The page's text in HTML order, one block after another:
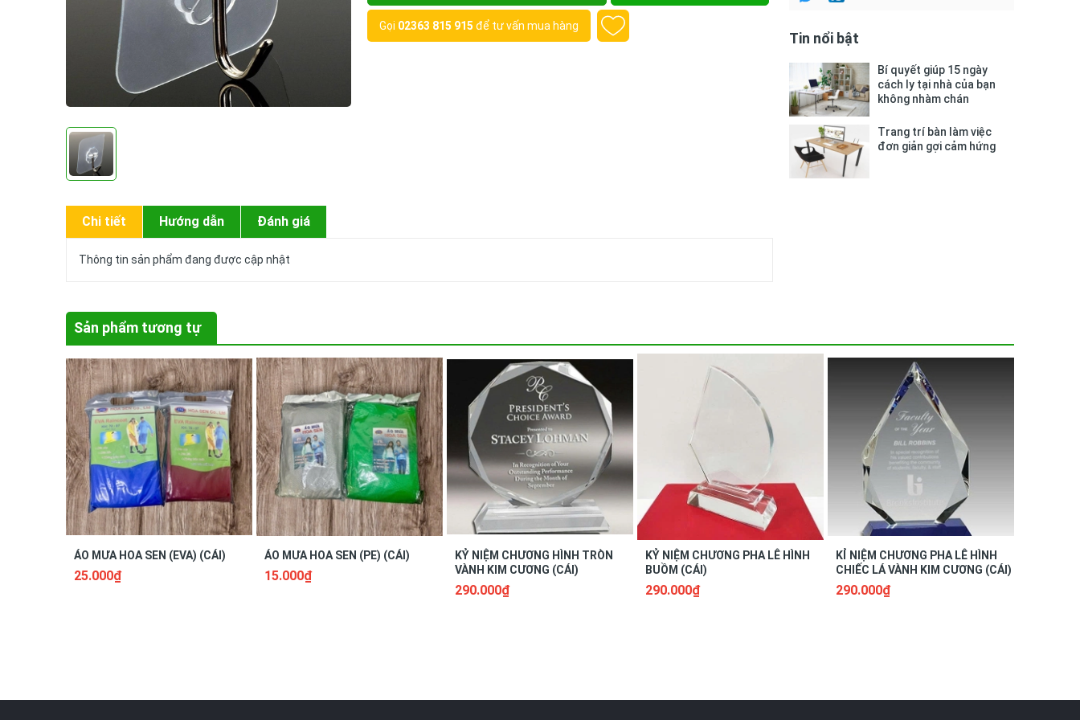
Gọi 02363 815 915 để tư vấn mua hàng
Chi tiết Hướng dẫn Đánh giá
Thông tin sản phẩm đang được cập nhật
Tin nổi bật
Bí quyết giúp 15 ngày
cách ly tại nhà của bạn
không nhàm chán
Trang trí bàn làm việc
đơn giản gợi cảm hứng
Sản phẩm tương tự
ÁO MƯA HOA SEN (EVA) (CÁI)
25.000₫
ÁO MƯA HOA SEN (PE) (CÁI)
15.000₫
KỶ NIỆM CHƯƠNG HÌNH TRÒN
VÀNH KIM CƯƠNG (CÁI)
290.000₫
KỶ NIỆM CHƯƠNG PHA LÊ HÌNH
BUỒM (CÁI)
290.000₫
KỈ NIỆM CHƯƠNG PHA LÊ HÌNH
CHIẾC LÁ VÀNH KIM CƯƠNG (CÁI)
290.000₫